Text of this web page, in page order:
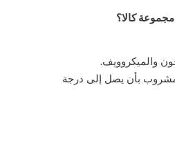
كالا؟
والميكروويف.
بأن يصل إلى درجة